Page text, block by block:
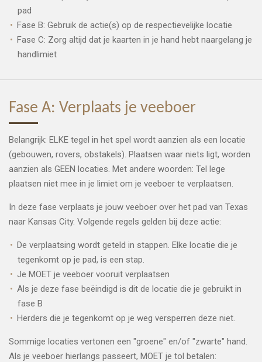
pad
Fase B: Gebruik de actie(s) op de respectievelijke locatie
Fase C: Zorg altijd dat je kaarten in je hand hebt naargelang je
handlimiet
Fase A: Verplaats je veeboer
Belangrijk: ELKE tegel in het spel wordt aanzien als een locatie
(gebouwen, rovers, obstakels). Plaatsen waar niets ligt, worden
aanzien als GEEN locaties. Met andere woorden: Tel lege
plaatsen niet mee in je limiet om je veeboer te verplaatsen.
In deze fase verplaats je jouw veeboer over het pad van Texas
naar Kansas City. Volgende regels gelden bij deze actie:
De verplaatsing wordt geteld in stappen. Elke locatie die je
tegenkomt op je pad, is een stap.
Je MOET je veeboer vooruit verplaatsen
Als je deze fase beëindigd is dit de locatie die je gebruikt in
fase B
Herders die je tegenkomt op je weg versperren deze niet.
Sommige locaties vertonen een "groene" en/of "zwarte" hand.
Als je veeboer hierlangs passeert, MOET je tol betalen: